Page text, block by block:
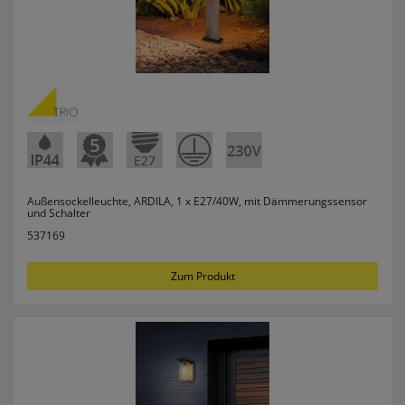
Außensockelleuchte, ARDILA, 1 x E27/40W, mit Dämmerungssensor
und Schalter
537169
Zum Produkt
Userlike Livechat
Dieses Cookie speichert eine eindeutige
Benutzer bei erneuter Nutzung des Live-Chats
wiedererkannt und nach Möglichkeit mit
demselben Operator verbunden werden kann,
mit dem er vorherige Gespräche geführt hat.
uslk_s
Dieses Cookie wird automatisch generiert und
legt eine eindeutige Sitzungs-ID fest. Es sorgt
angegebenen Daten nicht verloren gehen,
während auf der Website gesurft wird.
Speichern der Kamera für MPM-
Speichert die ausgewählte Kamera um bei